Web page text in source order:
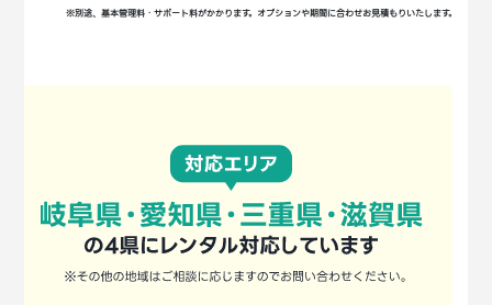
※別途、基本管理料・サポート料がかかります。オプションや期間に合わせお見積もりいたします。